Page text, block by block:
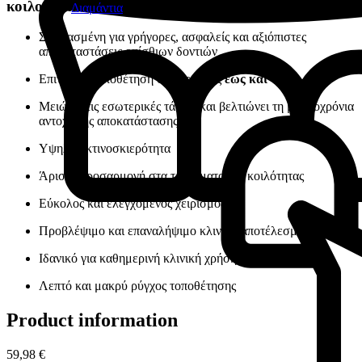
Διαμάντια
κοιλοτήτων
Σχεδιασμένη για γρήγορες, ασφαλείς και αξιόπιστες
αποκαταστάσεις οπίσθιων δοντιών
Επιτρέπει τοποθέτηση σε στρώσειςέως και 4 mm
Μειώνει τις εσωτερικές τάσεις και βελτιώνει τη μακροχρόνια
αντοχή της αποκατάστασης
Υψηλή ακτινοσκιερότητα
Άριστη προσαρμογή στα τοιχώματα της κοιλότητας
Εύκολος και ελεγχόμενος χειρισμός
Προβλέψιμο και επαναλήψιμο κλινικό αποτέλεσμα
Ιδανικό για καθημερινή κλινική χρήση
Λεπτό και μακρύ ρύγχος τοποθέτησης
Product information
59,98 €